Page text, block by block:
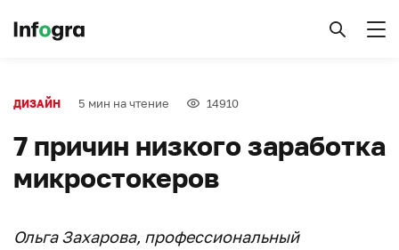
ДИЗАЙН 5 мин на чтение 14910
7 причин низкого заработка
микростокеров
Ольга Захарова, профессиональный